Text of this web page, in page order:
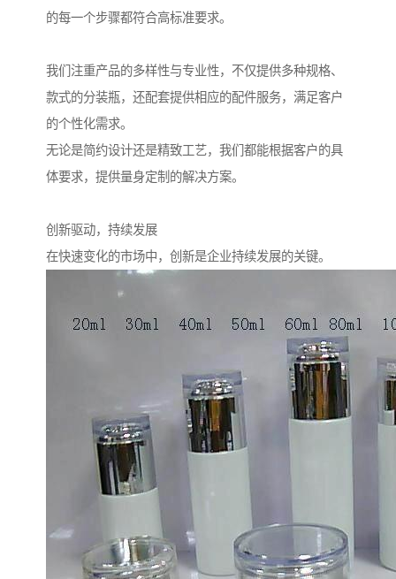
的每一个步骤都符合高标准要求。
我们注重产品的多样性与专业性，不仅提供多种规格、
款式的分装瓶，还配套提供相应的配件服务，满足客户
的个性化需求。
无论是简约设计还是精致工艺，我们都能根据客户的具
体要求，提供量身定制的解决方案。
创新驱动，持续发展
在快速变化的市场中，创新是企业持续发展的关键。